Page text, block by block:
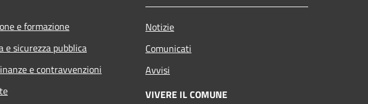
e formazione
e sicurezza pubblica
e contravvenzioni
Notizie
Comunicati
Avvisi
VIVERE IL COMUNE